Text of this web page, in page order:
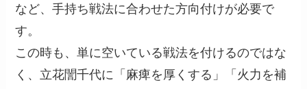
など、手持ち戦法に合わせた方向付けが必要で
す。
この時も、単に空いている戦法を付けるのではな
く、立花誾千代に「麻痺を厚くする」「火力を補